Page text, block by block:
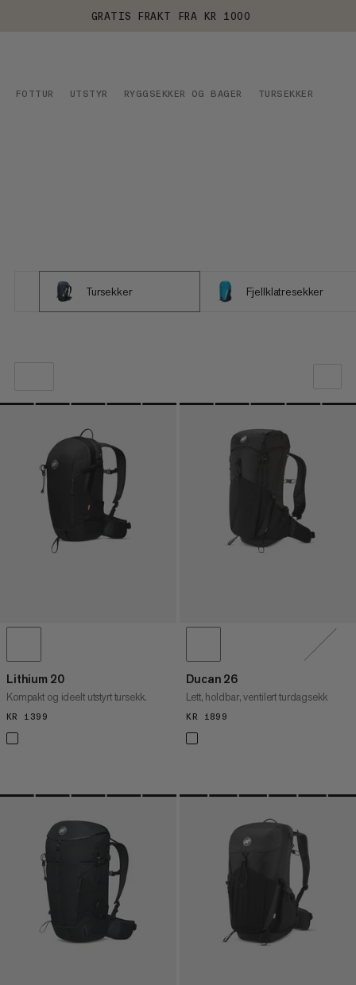
GRATIS FRAKT FRA KR 1000
FOTTUR UTSTYR RYGGSEKKER OG BAGER TURSEKKER
Tursekker Fjellklatresekker
VÅR ANBEFALING
PRIS LAV TIL HØY
PRIS HØY TIL LAV
HVA ER NYTT
RANGERING
Lithium 20
Kompakt og ideelt utstyrt tursekk.
KR 1399
Ducan 26
Lett, holdbar, ventilert turdagsekk
KR 1899